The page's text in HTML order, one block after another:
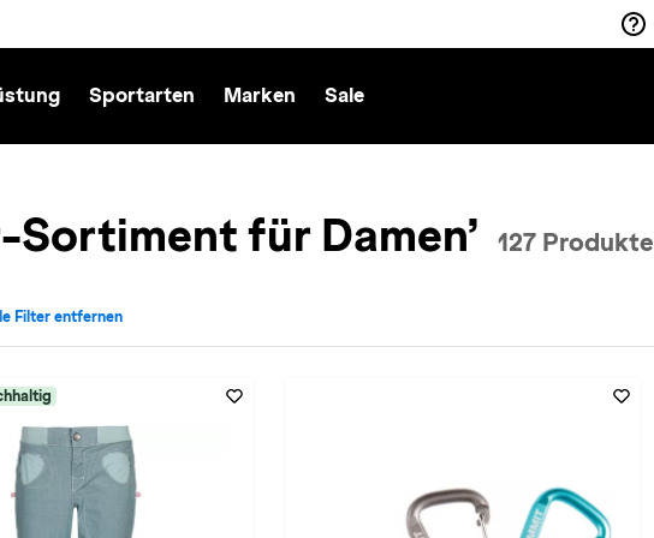
Sportarten Marken Sale
Sortiment für Damen’ 127 Produkte
Damen entfernen
für Sportart: Klettern entfernen
Filter entfernen